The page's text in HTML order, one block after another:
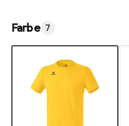
Farbe 7